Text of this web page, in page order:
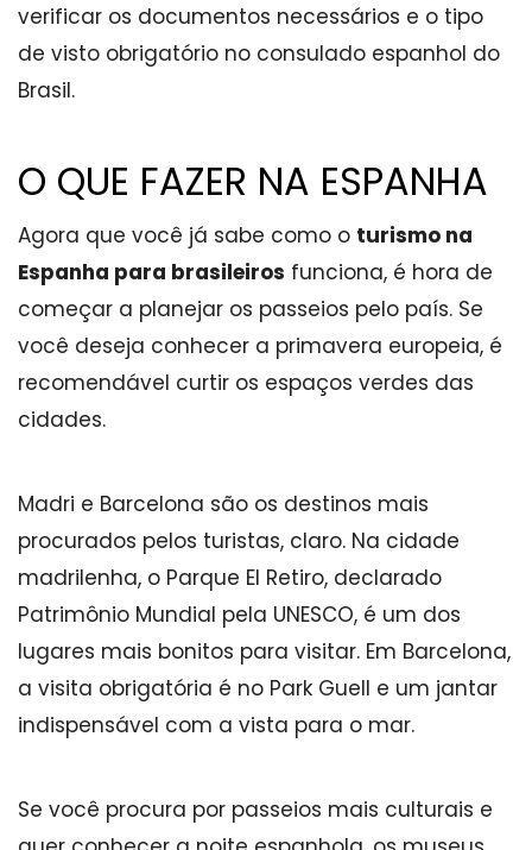
verificar os documentos necessários e o tipo
de visto obrigatório no consulado espanhol do
Brasil.
O QUE FAZER NA ESPANHA
Agora que você já sabe como o turismo na
Espanha para brasileiros funciona, é hora de
começar a planejar os passeios pelo país. Se
você deseja conhecer a primavera europeia, é
recomendável curtir os espaços verdes das
cidades.
Madri e Barcelona são os destinos mais
procurados pelos turistas, claro. Na cidade
madrilenha, o Parque El Retiro, declarado
Patrimônio Mundial pela UNESCO, é um dos
lugares mais bonitos para visitar. Em Barcelona,
a visita obrigatória é no Park Guell e um jantar
indispensável com a vista para o mar.
Se você procura por passeios mais culturais e